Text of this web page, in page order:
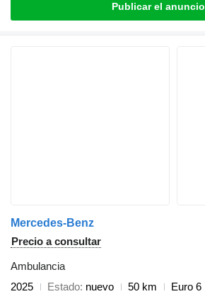
Publicar el anuncio
Mercedes-Benz
Precio a consultar
Ambulancia
2025
Estado nuevo 50 km
Euro 6